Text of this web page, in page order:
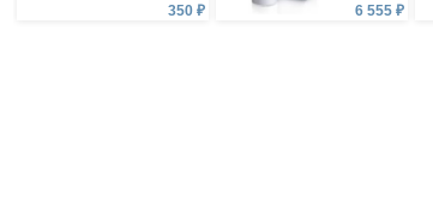
350 ₽ 6 555 ₽